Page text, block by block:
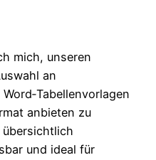
mich, unseren
an
anbieten zu
und ideal für